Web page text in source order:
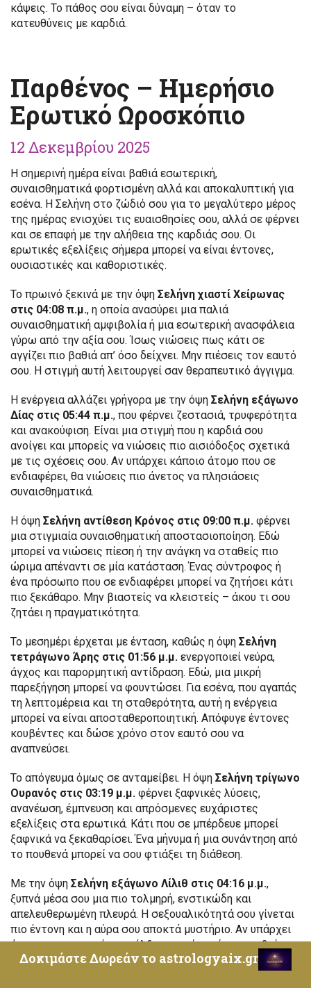
κάψεις. Το πάθος σου είναι δύναμη – όταν το
κατευθύνεις με καρδιά.
Παρθένος – Ημερήσιο
Ερωτικό Ωροσκόπιο
12 Δεκεμβρίου 2025
Η σημερινή ημέρα είναι βαθιά εσωτερική,
συναισθηματικά φορτισμένη αλλά και αποκαλυπτική για
εσένα. Η Σελήνη στο ζώδιό σου για το μεγαλύτερο μέρος
της ημέρας ενισχύει τις ευαισθησίες σου, αλλά σε φέρνει
και σε επαφή με την αλήθεια της καρδιάς σου. Οι
ερωτικές εξελίξεις σήμερα μπορεί να είναι έντονες,
ουσιαστικές και καθοριστικές.
Το πρωινό ξεκινά με την όψη Σελήνη χιαστί Χείρωνας
στις 04:08 π.μ., η οποία ανασύρει μια παλιά
συναισθηματική αμφιβολία ή μια εσωτερική ανασφάλεια
γύρω από την αξία σου. Ίσως νιώσεις πως κάτι σε
αγγίζει πιο βαθιά απ’ όσο δείχνει. Μην πιέσεις τον εαυτό
σου. Η στιγμή αυτή λειτουργεί σαν θεραπευτικό άγγιγμα.
Η ενέργεια αλλάζει γρήγορα με την όψη Σελήνη εξάγωνο
Δίας στις 05:44 π.μ., που φέρνει ζεστασιά, τρυφερότητα
και ανακούφιση. Είναι μια στιγμή που η καρδιά σου
ανοίγει και μπορείς να νιώσεις πιο αισιόδοξος σχετικά
με τις σχέσεις σου. Αν υπάρχει κάποιο άτομο που σε
ενδιαφέρει, θα νιώσεις πιο άνετος να πλησιάσεις
συναισθηματικά.
Η όψη Σελήνη αντίθεση Κρόνος στις 09:00 π.μ. φέρνει
μια στιγμιαία συναισθηματική αποστασιοποίηση. Εδώ
μπορεί να νιώσεις πίεση ή την ανάγκη να σταθείς πιο
ώριμα απέναντι σε μία κατάσταση. Ένας σύντροφος ή
ένα πρόσωπο που σε ενδιαφέρει μπορεί να ζητήσει κάτι
πιο ξεκάθαρο. Μην βιαστείς να κλειστείς – άκου τι σου
ζητάει η πραγματικότητα.
Το μεσημέρι έρχεται με ένταση, καθώς η όψη Σελήνη
τετράγωνο Άρης στις 01:56 μ.μ. ενεργοποιεί νεύρα,
άγχος και παρορμητική αντίδραση. Εδώ, μια μικρή
παρεξήγηση μπορεί να φουντώσει. Για εσένα, που αγαπάς
τη λεπτομέρεια και τη σταθερότητα, αυτή η ενέργεια
μπορεί να είναι αποσταθεροποιητική. Απόφυγε έντονες
κουβέντες και δώσε χρόνο στον εαυτό σου να
αναπνεύσει.
Το απόγευμα όμως σε ανταμείβει. Η όψη Σελήνη τρίγωνο
Ουρανός στις 03:19 μ.μ. φέρνει ξαφνικές λύσεις,
ανανέωση, έμπνευση και απρόσμενες ευχάριστες
εξελίξεις στα ερωτικά. Κάτι που σε μπέρδευε μπορεί
ξαφνικά να ξεκαθαρίσει. Ένα μήνυμα ή μια συνάντηση από
το πουθενά μπορεί να σου φτιάξει τη διάθεση.
Με την όψη Σελήνη εξάγωνο Λίλιθ στις 04:16 μ.μ.,
ξυπνά μέσα σου μια πιο τολμηρή, ενστικώδη και
απελευθερωμένη πλευρά. Η σεξουαλικότητά σου γίνεται
πιο έντονη και η αύρα σου αποκτά μυστήριο. Αν υπάρχει
άτομο που σου αρέσει, η έλξη μπορεί να γίνει αμοιβαία
και φανερή.
Δοκιμάστε Δωρεάν το astrologyaix.gr